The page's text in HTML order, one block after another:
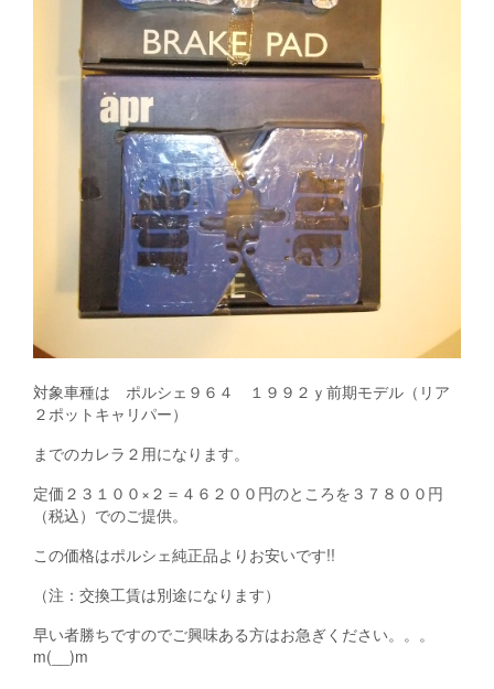
対象車種は ポルシェ９６４ １９９２ｙ前期モデル（リア
２ポットキャリパー）
までのカレラ２用になります。
定価２３１００×２＝４６２００円のところを３７８００円
（税込）でのご提供。
この価格はポルシェ純正品よりお安いです!!
（注：交換工賃は別途になります）
早い者勝ちですのでご興味ある方はお急ぎください。。。
m(__)m